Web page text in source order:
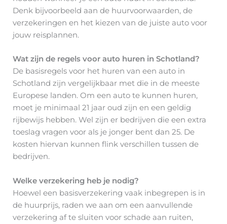
Denk bijvoorbeeld aan de huurvoorwaarden, de
verzekeringen en het kiezen van de juiste auto voor
jouw reisplannen.
Wat zijn de regels voor auto huren in Schotland?
De basisregels voor het huren van een auto in
Schotland zijn vergelijkbaar met die in de meeste
Europese landen. Om een auto te kunnen huren,
moet je minimaal 21 jaar oud zijn en een geldig
rijbewijs hebben. Wel zijn er bedrijven die een extra
toeslag vragen voor als je jonger bent dan 25. De
kosten hiervan kunnen flink verschillen tussen de
bedrijven.
Welke verzekering heb je nodig?
Hoewel een basisverzekering vaak inbegrepen is in
de huurprijs, raden we aan om een aanvullende
verzekering af te sluiten voor schade aan ruiten,